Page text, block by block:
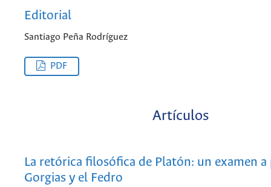
Editorial
Santiago Peña Rodríguez
PDF
Artículos
La retórica filosófica de Platón: un examen
Gorgias y el Fedro